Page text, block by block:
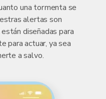
una tormenta se
alertas son
diseñadas para
para actuar, ya sea
a salvo.